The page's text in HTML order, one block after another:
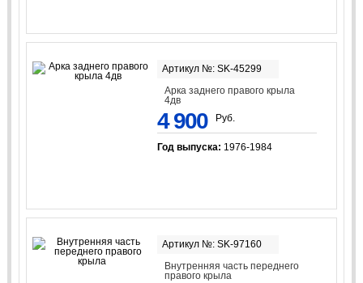
Артикул №: SK-45299
Арка заднего правого крыла
4дв
4 900 Руб.
Год выпуска: 1976-1984
Артикул №: SK-97160
Внутренняя часть переднего
правого крыла